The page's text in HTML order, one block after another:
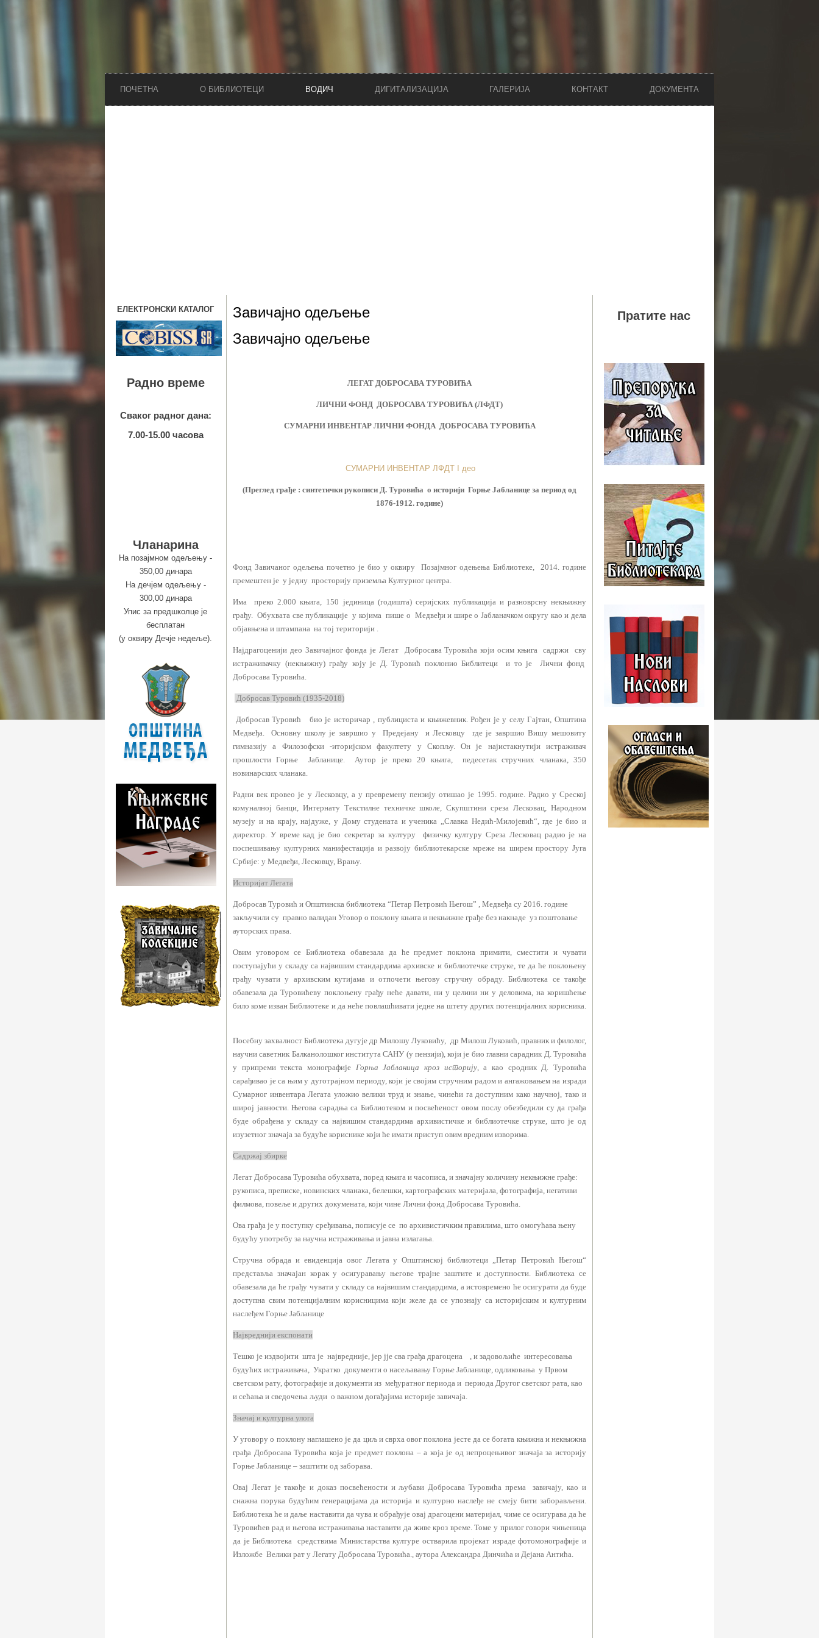
ПОЧЕТНА О БИБЛИОТЕЦИ ВОДИЧ ДИГИТАЛИЗАЦИЈА ГАЛЕРИЈА КОНТАКТ ДОКУМЕНТА
ЕЛЕКТРОНСКИ КАТАЛОГ
Радно време
Сваког радног дана:
7.00-15.00 часова
Чланарина
На позајмном одељењу -
350,00 динара
На дечјем одељењу -
300,00 динара
Упис за предшколце је
бесплатан
(у оквиру Дечје недеље).
Завичајно одељење
Завичајно одељење
ЛЕГАТ ДОБРОСАВА ТУРОВИЋА
ЛИЧНИ ФОНД ДОБРОСАВА ТУРОВИЋА (ЛФДТ)
СУМАРНИ ИНВЕНТАР ЛИЧНИ ФОНДА ДОБРОСАВА ТУРОВИЋА
СУМАРНИ ИНВЕНТАР ЛФДТ I део
(Преглед грађе : синтетички рукописи Д. Туровића о историји Горње Јабланице за период од
1876-1912. године)
Фонд Завичаног одељења почетно је био у оквиру Позајмног одењења Библиотеке,
2014. године
премештен је у једну просторију приземља Културног центра.
Има преко 2.000 књига, 150 јединица (годишта) серијских публикација и разноврсну некњижну
грађу. Обухвата све публикације у којима пише о Медвеђи и ширео Јабланачком округу као и дела
објавњена и штампана на тој територији .
Најдрагоценији део Завичајног фонда је Легат Добросава Туровића који осим књига садржи сву
истраживачку (некњижну) грађу коју је Д. Туровић поклонио Библитеци и то је
Лични фонд
Добросава Туровића.
Добросав Туровић (1935-2018)
Добросав Туровић био је историчар , публициста и књижевник. Рођен је у селу Гајтан, Општина
Медвеђа. Основну школу је завршио у Предејану и Лесковцу где је завршио Вишу мешовиту
гимназију а Филозофски -иторијском факултету у Скопљу. Он је најистакнутији истраживач
прошлости Горње Јабланице. Аутор је преко 20 књига, педесетак стручних чланака, 350
новинарских чланака.
Радни век провео је у Лесковцу, а у превремену пензију отишао је 1995. године. Радио у Среској
комуналној банци, Интернату Текстилне техничке школе, Скупштини среза Лесковац, Народном
музеју и на крају, најдуже, у Дому студената и ученика „Славка Недић-Милојевић“, где је био и
директор. У време кад је био секретар за културу физичку културу Среза Лесковац радио је на
поспешивању културних манифестација и развоју библиотекарске мреже на ширем простору Југа
Србије: у Медвеђи, Лесковцу, Врању.
Историјат Легата
Добросав Туровић и Општинска библиотека “Петар Петровић Његош” , Медвеђа су 2016. године
закључили су правно валидан Уговор о поклону књига и некњижне грађе без накнаде уз поштовање
ауторских права.
Овим уговором се Библиотека обавезала да ће предмет поклона примити, сместити и чувати
поступајући у складу са највишим стандардима архивске и библиотечке струке, те да ће поклоњену
грађу чувати у архивским кутијама и отпочети његову стручну обраду. Библиотека се такође
обавезала да Туровићеву поклоњену грађу неће давати, ни у целини ни у деловима, на коришћење
било коме изван Библиотеке и да неће повлашћивати једне на штету других потенцијалних корисника.
Посебну захвалност Библиотека дугује др Милошу Луковићу, др Милош Луковић, правник и филолог,
научни саветник Балканолошког института САНУ (у пензији), који је био главни сарадник Д. Туровића
у припреми текста монографије Горња Јабланица кроз историју, а као сродник Д. Туровића
сарађивао је са њим у дуготрајном периоду, који је својим стручним радом и ангажовањем на изради
Сумарног инвентара Легата уложио велики труд и знање, чинећи га доступним како научној, тако и
широј јавности. Његова сарадња са Библиотеком и посвећеност овом послу обезбедили су да грађа
буде обрађена у складу са највишим стандардима архивистичке и библиотечке струке, што је од
изузетног значаја за будуће кориснике који ће имати приступ овим вредним изворима.
Садржај збирке
Легат Добросава Туровића обухвата, поред књига и часописа, и значајну количину некњижне грађе:
рукописа, преписке, новинских чланака, белешки, картографских материјала, фотографија, негативи
филмова, повеље и других докумената, који чине Лични фонд Добросава Туровића.
Ова грађа је у поступку сређивања, пописује се по архивистичким правилима, што омогућава њену
будућу употребу за научна истраживања и јавна излагања.
Стручна обрада и евиденција овог Легата у Општинској библиотеци „Петар Петровић Његош“
представља значајан корак у осигуравању његове трајне заштите и доступности. Библиотека се
обавезала да ће грађу чувати у складу са највишим стандардима, а истовремено ће осигурати да буде
доступна свим потенцијалним корисницима који желе да се упознају са историјским и културним
наслеђем Горње Јабланице
Највреднији експонати
Тешко је издвојити шта је највредније, јер јје сва грађа драгоцена , и задовољиће интересовања
будућих истраживача, Укратко документи о насељавању Горње Јабланице, одликовања у Првом
светском рату, фотографије и документи из међуратног периода и периода Другог светског рата, као
и сећања и сведочења људи о важном догађајима историје завичаја.
Значај и културна улога
У уговору о поклону наглашено је да циљ и сврха овог поклона јесте да се богата књижна и некњижна
грађа Добросава Туровића која је предмет поклона – а која је од непроцењивог значаја за историју
Горње Јабланице – заштити од заборава.
Овај Легат је такође и доказ посвећености и љубави Добросава Туровића према завичају, као и
снажна порука будућим генерацијама да историја и културно наслеђе не смеју бити заборављени.
Библиотека ће и даље наставити да чува и обрађује овај драгоцени материјал, чиме се осигурава да ће
Туровићев рад и његова истраживања наставити да живе кроз време. Томе у прилог говори чињеница
да је Библиотека средствима Министарства културе остварила пројекат израде фотомонографије и
Изложбе Велики рат у Легату Добросава Туровића., аутора Александра Динчића и Дејана Антића.
Пратите нас